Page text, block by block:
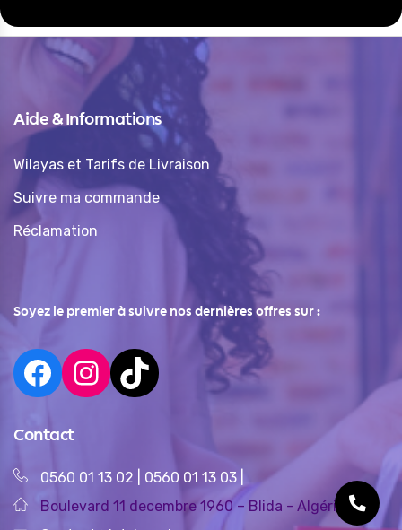
Aide & Informations
Wilayas et Tarifs de Livraison
Suivre ma commande
Réclamation
Soyez le premier à suivre nos dernières offres sur :
Contact
0560 01 13 02 0560 01 13 03
Boulevard 11 decembre 1960 – Blida - Algérie